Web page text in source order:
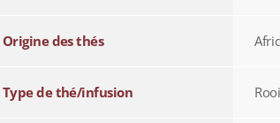
Origine des thés
Type de thé/infusion